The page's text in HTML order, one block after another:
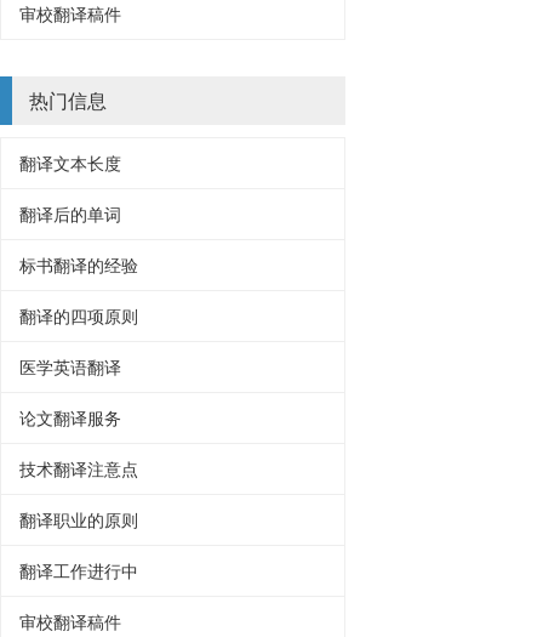
审校翻译稿件
热门信息
翻译文本长度
翻译后的单词
标书翻译的经验
翻译的四项原则
医学英语翻译
论文翻译服务
技术翻译注意点
翻译职业的原则
翻译工作进行中
审校翻译稿件